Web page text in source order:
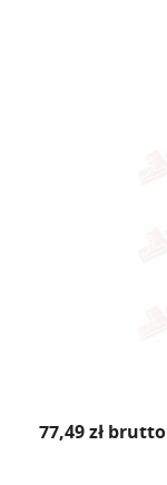
77,49 zł brutto